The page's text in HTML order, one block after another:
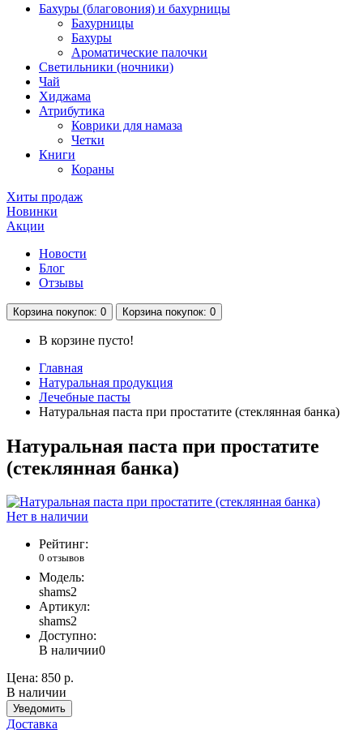
Бахуры (благовония) и бахурницы
Бахурницы
Бахуры
Ароматические палочки
Светильники (ночники)
Чай
Хиджама
Атрибутика
Коврики для намаза
Четки
Книги
Кораны
Хиты продаж
Новинки
Акции
Новости
Блог
Отзывы
Корзина покупок: 0 Корзина покупок: 0
В корзине пусто!
Главная
Натуральная продукция
Лечебные пасты
Натуральная паста при простатите (стеклянная банка)
Натуральная паста при простатите
(стеклянная банка)
Нет в наличии
Рейтинг:
0 отзывов
Модель:
shams2
Артикул:
shams2
Доступно:
В наличии0
Цена: 850 р.
В наличии
Уведомить
Доставка